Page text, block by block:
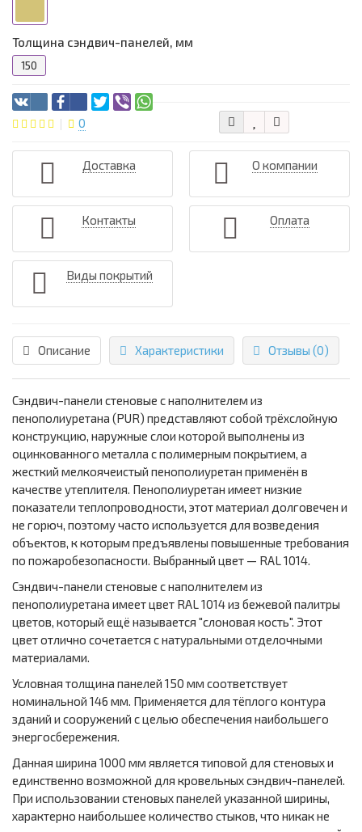
Толщина сэндвич-панелей, мм
150
0
Доставка О компании
Контакты Оплата
Виды покрытий
Описание Характеристики Отзывы (0)
Сэндвич-панели стеновые с наполнителем из
пенополиуретана (PUR) представляют собой трёхслойную
конструкцию, наружные слои которой выполнены из
оцинкованного металла с полимерным покрытием, а
жесткий мелкоячеистый пенополиуретан применён в
качестве утеплителя. Пенополиуретан имеет низкие
показатели теплопроводности, этот материал долговечен и
не горюч, поэтому часто используется для возведения
объектов, к которым предъявлены повышенные требования
по пожаробезопасности. Выбранный цвет — RAL 1014.
Сэндвич-панели стеновые с наполнителем из
пенополиуретана имеет цвет RAL 1014 из бежевой палитры
цветов, который ещё называется "слоновая кость". Этот
цвет отлично сочетается с натуральными отделочными
материалами.
Условная толщина панелей 150 мм соответствует
номинальной 146 мм. Применяется для тёплого контура
зданий и сооружений с целью обеспечения наибольшего
энергосбережения.
Данная ширина 1000 мм является типовой для стеновых и
единственно возможной для кровельных сэндвич-панелей.
При использовании стеновых панелей указанной ширины,
характерно наибольшее количество стыков, что никак не